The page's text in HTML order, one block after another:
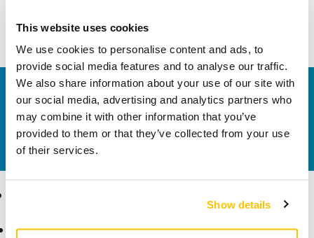
This website uses cookies
We use cookies to personalise content and ads, to
provide social media features and to analyse our traffic.
We also share information about your use of our site with
our social media, advertising and analytics partners who
may combine it with other information that you’ve
provided to them or that they’ve collected from your use
of their services.
Show details
yüzeyleri çizmez veya bunlara zarar vermez.
Bize Ulaşın
Daha fazla bilgi edinmek ister misiniz? Lütfen bizimle
iletişime geçinve uzman ekibimiz sorularınızı
yanıtlasın.
Aksesuarlar ve Sarf
Sektörler